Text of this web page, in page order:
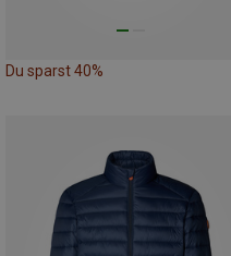
Du sparst 40%